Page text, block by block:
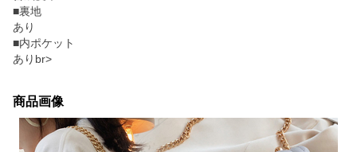
■裏地
あり
■内ポケット
ありbr>
商品画像